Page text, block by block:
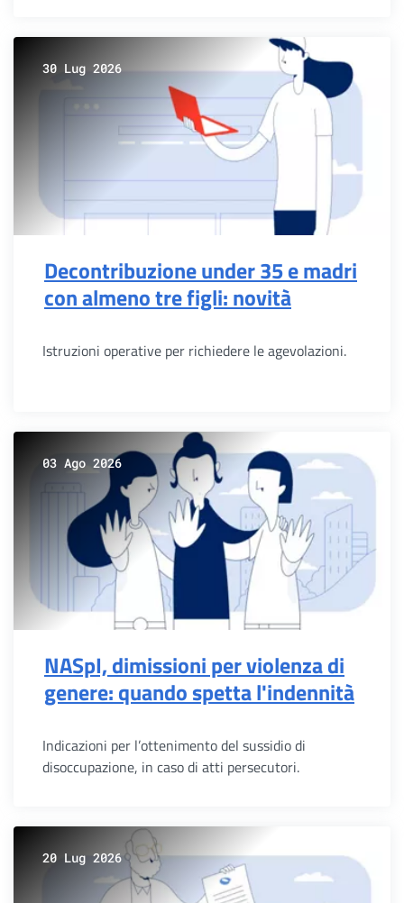
30 Lug 2026
Decontribuzione under 35 e madri
con almeno tre figli: novità
Istruzioni operative per richiedere le agevolazioni.
03 Ago 2026
NASpI, dimissioni per violenza di
genere: quando spetta l'indennità
Indicazioni per l’ottenimento del sussidio di
disoccupazione, in caso di atti persecutori.
20 Lug 2026